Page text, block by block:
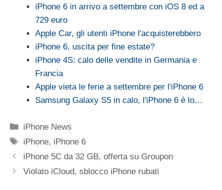
iPhone 6 in arrivo a settembre con iOS 8 ed a
729 euro
Apple Car, gli utenti iPhone l'acquisterebbero
iPhone 6, uscita per fine estate?
iPhone 4S: calo delle vendite in Germania e
Francia
Apple vieta le ferie a settembre per l'iPhone 6
Samsung Galaxy S5 in calo, l'iPhone 6 è lo…
Categorie
iPhone News
Tag
iPhone, iPhone 6
iPhone 5C da 32 GB, offerta su Groupon
Violato iCloud, sblocco iPhone rubati